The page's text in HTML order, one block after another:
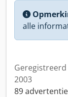
alle
Geregistreerd
2003
89